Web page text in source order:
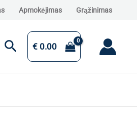
Apmokėjimas Grąžinimas
Paieška
€0.00